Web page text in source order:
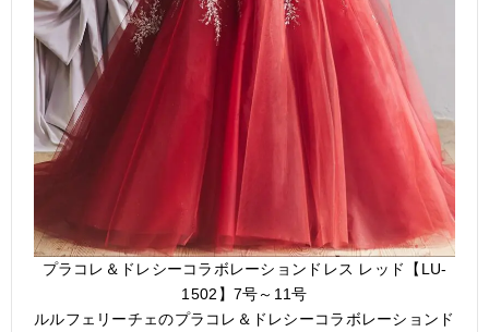
プラコレ＆ドレシーコラボレーションドレス レッド【LU-
1502】7号～11号
ルルフェリーチェのプラコレ＆ドレシーコラボレーションド